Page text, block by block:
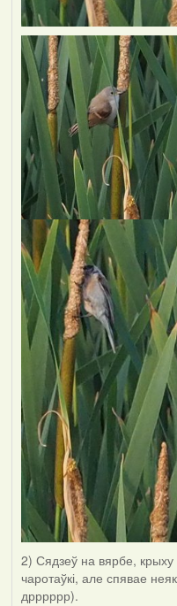
2) Сядзеў на вярбе,
чаротаўкі, але спявае
дрррррр).